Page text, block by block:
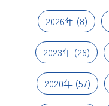
2026年(8)
2023年 (26)
2020年 (57)